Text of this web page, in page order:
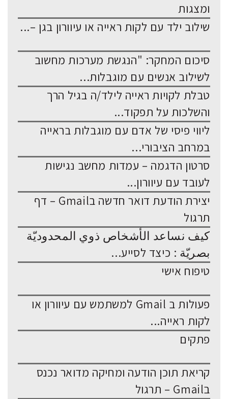
ומצגות
שילוב ילד עם לקות ראייה או עיוורון בגן –...
סיכום המחקר: "הנגשת מערכות מחשוב
לשילוב אנשים עם מוגבלות...
טבלת לקויות ראייה לילד/ה בגיל הרך
והשלכות על תפקוד...
ליווי פיסי של אדם עם מוגבלות בראייה
במרחב הציבורי...
סרטון הדגמה – עמדות מחשב נגישות
לעובד עם עיוורון...
יצירת הודעת דואר חדשה בGmail – דף
תרגול
كيف نساعد الأشخاص ذوي المحدوديّة
بصريّة : כיצד לסייע...
טיפוח אישי
פעולות ב Gmail למשתמש עם עיוורון או
לקות ראייה...
פתקים
קריאת תוכן הודעה ומחיקה מדואר נכנס
בGmail – תרגול